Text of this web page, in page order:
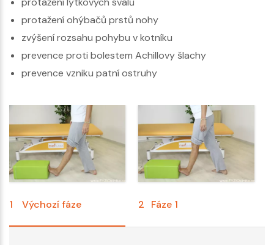
protažení ohýbačů prstů nohy
zvýšení rozsahu pohybu v kotníku
prevence proti bolestem Achillovy šlachy
prevence vzniku patní ostruhy
1 Výchozí fáze 2 Fáze 1